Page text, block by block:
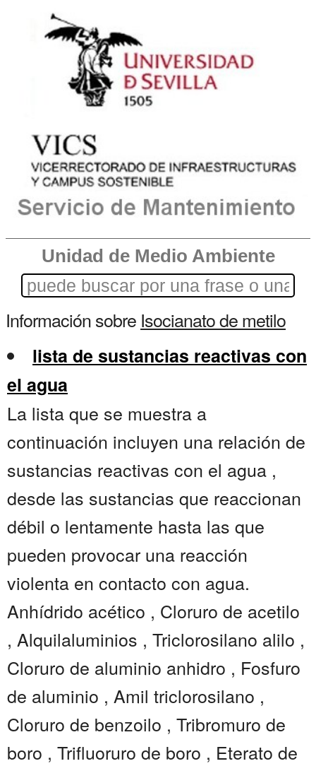
Unidad de Medio Ambiente
Información sobre Isocianato de metilo
lista de sustancias reactivas con
el agua
La lista que se muestra a
continuación incluyen una relación de
sustancias reactivas con el agua ,
desde las sustancias que reaccionan
débil o lentamente hasta las que
pueden provocar una reacción
violenta en contacto con agua.
Anhídrido acético , Cloruro de acetilo
, Alquilaluminios , Triclorosilano alilo ,
Cloruro de aluminio anhidro , Fosfuro
de aluminio , Amil triclorosilano ,
Cloruro de benzoilo , Tribromuro de
boro , Trifluoruro de boro , Eterato de